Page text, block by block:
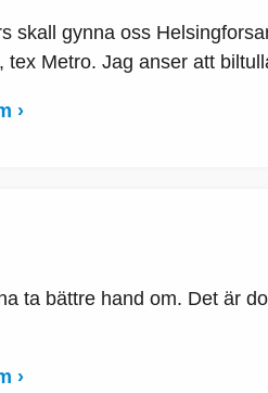
skall gynna oss
Metro. Jag anser att
›
ta bättre hand om. Det är
›